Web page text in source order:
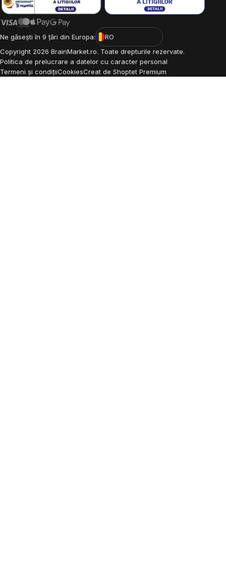
Ne găsești în 9 țări din Europa:
RO
Copyright 2026 BrainMarket.ro. Toate drepturile rezervate.
Politica de prelucrare a datelor cu caracter personal
Termeni și condițiiCookiesCreat de Shoptet Premium